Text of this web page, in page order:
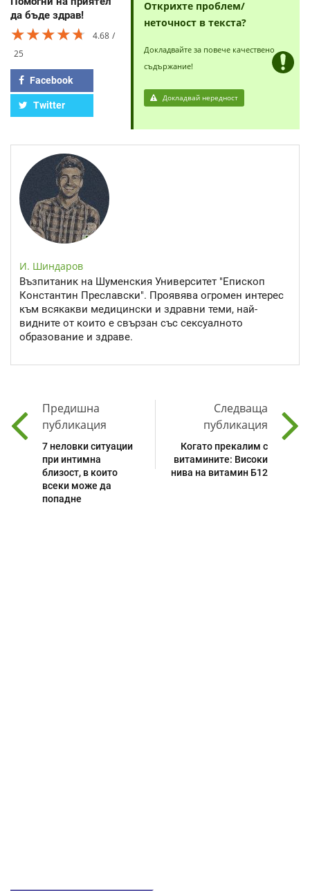
да бъде здрав!
★★★★★
★★★★★
★★★★★
4.68
25
Facebook
Twitter
Открихте проблем/
неточност в текста?
Докладвайте за повече качествено
съдържание!
Докладвай нередност
И. Шиндаров
Възпитаник на Шуменския Университет "Епископ
Константин Преславски". Проявява огромен интерес
към всякакви медицински и здравни теми, най-
видните от които е свързан със сексуалното
образование и здраве.
Предишна
публикация
7 неловки ситуации
при интимна
близост, в които
всеки може да
попадне
Следваща
публикация
Когато прекалим с
витамините: Високи
нива на витамин Б12